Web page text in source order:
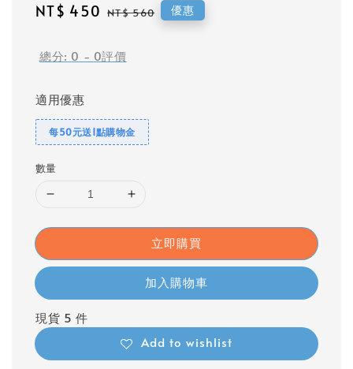
Sale
NT$ 450 Regular
NT$ 560 優惠
總分: 0 - 0評價
適用優惠
每50元送1點購物金
數量
立即購買
加入購物車
現貨 5 件
Add to wishlist